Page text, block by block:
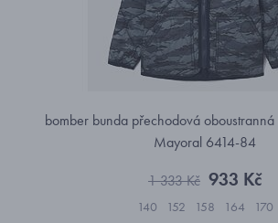
bomber bunda přechodová
Mayoral 6414-84
1 333 Kč 933 Kč
140 152 158 164 170